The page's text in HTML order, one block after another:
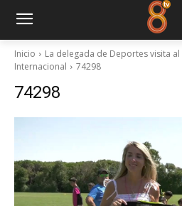
Inicio
La delegada de Deportes visita
Internacional
74298
74298